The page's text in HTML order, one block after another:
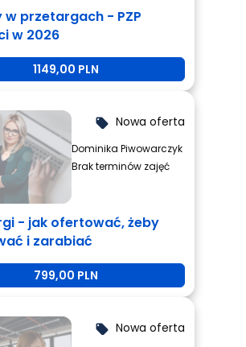
w przetargach - PZP
w 2026
1149,00 PLN
local_offer Nowa oferta
Dominika Piwowarczyk
Brak terminów zajęć
- jak ofertować, żeby
i zarabiać
799,00 PLN
local_offer Nowa oferta